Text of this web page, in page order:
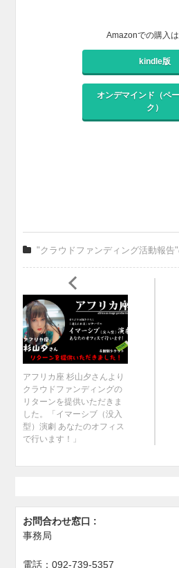
Amazonでの購入
kindle版
オンデマインド（ペ
ク）
"クラウドファンディング活動報告
アフリカ座 杉山夕さんより
クラウドファンディングの
リターンを提供いただきま
した。「イマーシブ（没入
型）演劇 あなたのオフィス
で行います！」
お問合わせ窓口 :
事務局
電話：092-739-5357